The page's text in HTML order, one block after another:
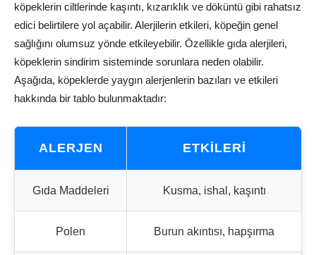
köpeklerin ciltlerinde kaşıntı, kızarıklık ve döküntü gibi rahatsız
edici belirtilere yol açabilir. Alerjilerin etkileri, köpeğin genel
sağlığını olumsuz yönde etkileyebilir. Özellikle gıda alerjileri,
köpeklerin sindirim sisteminde sorunlara neden olabilir.
Aşağıda, köpeklerde yaygın alerjenlerin bazıları ve etkileri
hakkında bir tablo bulunmaktadır:
ALERJEN ETKILERI
Gıda Maddeleri Kusma, ishal, kaşıntı
Polen Burun akıntısı, hapşırma